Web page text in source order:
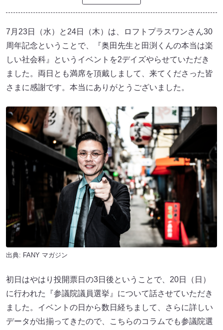
7月23日（水）と24日（木）は、ロフトプラスワンさん30
周年記念ということで、『奥田先生と田渕くんの本当は楽
しい社会科』というイベントを2デイズやらせていただき
ました。両日とも満席を頂戴しまして、来てくださった皆
さまに感謝です。本当にありがとうございました。
出典: FANY マガジン
初日はやはり投開票日の3日後ということで、20日（日）
に行われた『参議院議員選挙』について話させていただき
ました。イベントの日から数日経ちまして、さらに詳しい
データが出揃ってきたので、こちらのコラムでも参議院選